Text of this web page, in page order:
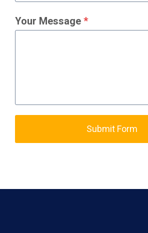
Your Message *
Submit Form